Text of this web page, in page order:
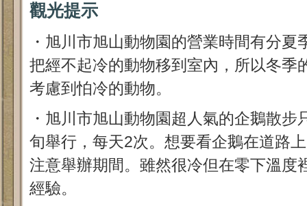
觀光提示
・旭川市旭山動物園的營業時間有分
把經不起冷的動物移到室內，所以冬季
考慮到怕冷的動物。
・旭川市旭山動物園超人氣的企鵝散步
旬舉行，每天2次。想要看企鵝在道路
注意舉辦期間。雖然很冷但在零下溫度
經驗。